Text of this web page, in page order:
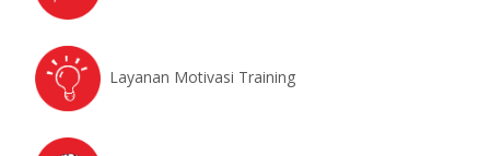
Layanan Motivasi Training